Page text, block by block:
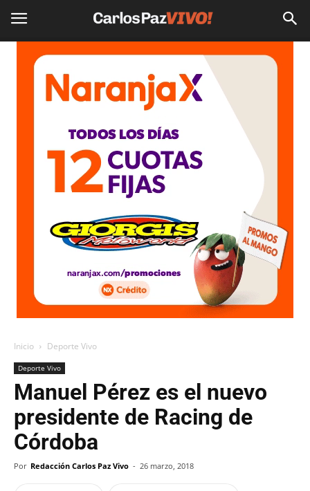
Inicio Deporte Vivo
Deporte Vivo
Manuel Pérez es el nuevo
presidente de Racing de
Córdoba
Por Redacción Carlos Paz Vivo - 26 marzo, 2018